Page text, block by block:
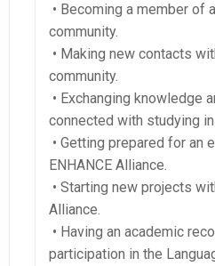
• Becoming a member of
community.
• Making new contacts
community.
• Exchanging knowledge
connected with studying
• Getting prepared for an
ENHANCE Alliance.
• Starting new projects
Alliance.
• Having an academic
participation in the